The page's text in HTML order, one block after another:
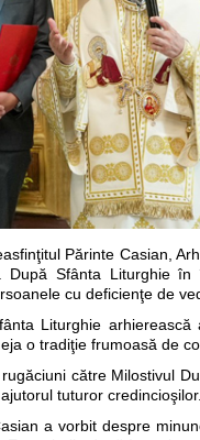
Părinte Casian,
Sfânta Liturghie
cu deficienţe de
Liturghie
o tradiţie frumoasă de
către Milostivul
tuturor credincioşilor.
a vorbit despre